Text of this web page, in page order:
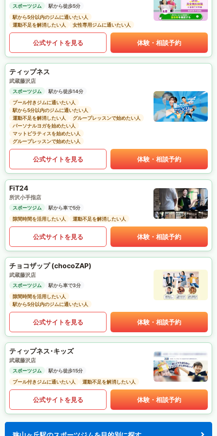
スポーツジム
駅から徒歩5分
駅から5分以内のジムに通いたい人
運動不足を解消したい人
女性専用ジムに通いたい人
公式サイトを見る 体験・相談予約
ティップネス
武蔵藤沢店
スポーツジム
駅から徒歩14分
プール付きジムに通いたい人
駅から5分以内のジムに通いたい人
運動不足を解消したい人
グループレッスンで始めたい人
パーソナルヨガを始めたい人
マットピラティスを始めたい人
グループレッスンで始めたい人
公式サイトを見る 体験・相談予約
FiT24
所沢小手指店
スポーツジム
駅から車で5分
隙間時間を活用したい人
運動不足を解消したい人
公式サイトを見る 体験・相談予約
チョコザップ (chocoZAP)
武蔵藤沢店
スポーツジム
駅から車で3分
隙間時間を活用したい人
駅から5分以内のジムに通いたい人
公式サイトを見る 体験・相談予約
ティップネス･キッズ
武蔵藤沢店
スポーツジム
駅から徒歩15分
プール付きジムに通いたい人
運動不足を解消したい人
公式サイトを見る 体験・相談予約